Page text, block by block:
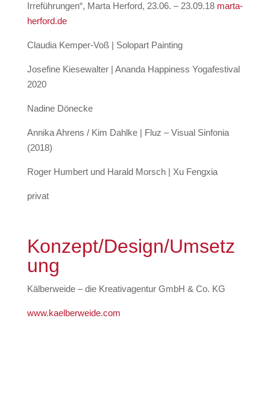
Irreführungen“, Marta Herford, 23.06. – 23.09.18 marta-
herford.de
Claudia Kemper-Voß | Solopart Painting
Josefine Kiesewalter | Ananda Happiness Yogafestival
2020
Nadine Dönecke
Annika Ahrens / Kim Dahlke | Fluz – Visual Sinfonia
(2018)
Roger Humbert und Harald Morsch | Xu Fengxia
privat
Konzept/Design/Umsetz
ung
Kälberweide – die Kreativagentur GmbH & Co. KG
www.kaelberweide.com